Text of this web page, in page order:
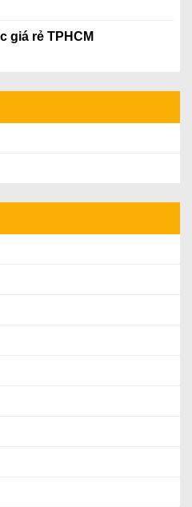
giá rẻ TPHCM